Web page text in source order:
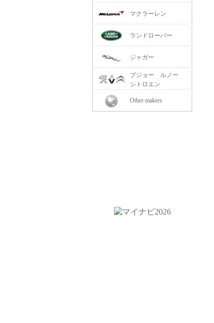
マクラーレン
ランドローバー
ジャガー
プジョー ルノー
シトロエン
Other makers